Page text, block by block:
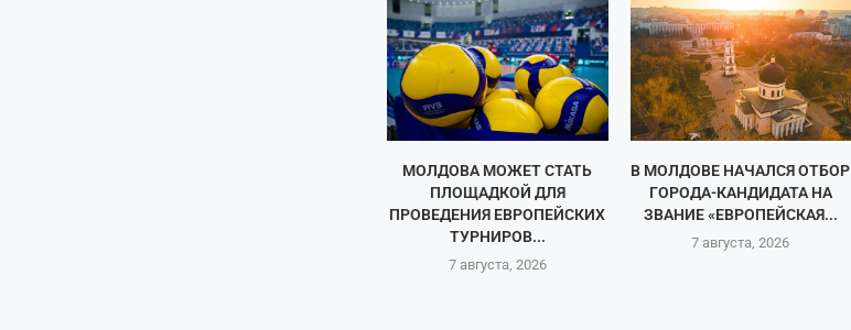
МОЛДОВА МОЖЕТ СТАТЬ
ПЛОЩАДКОЙ ДЛЯ
ПРОВЕДЕНИЯ ЕВРОПЕЙСКИХ
ТУРНИРОВ...
7 августа, 2026
В МОЛДОВЕ НАЧАЛСЯ ОТБОР
ГОРОДА-КАНДИДАТА НА
ЗВАНИЕ «ЕВРОПЕЙСКАЯ...
7 августа, 2026